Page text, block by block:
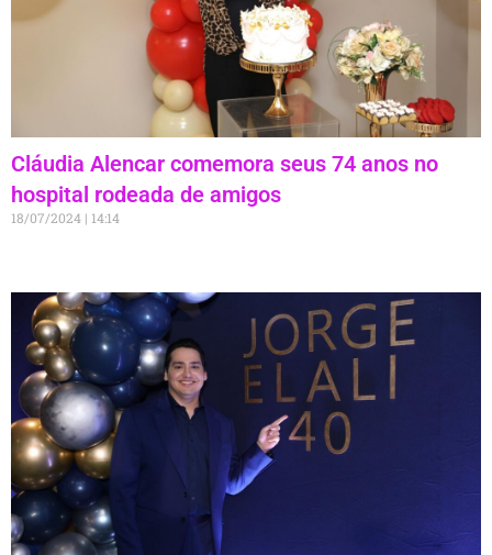
Cláudia Alencar comemora seus 74 anos no
hospital rodeada de amigos
18/07/2024 14:14